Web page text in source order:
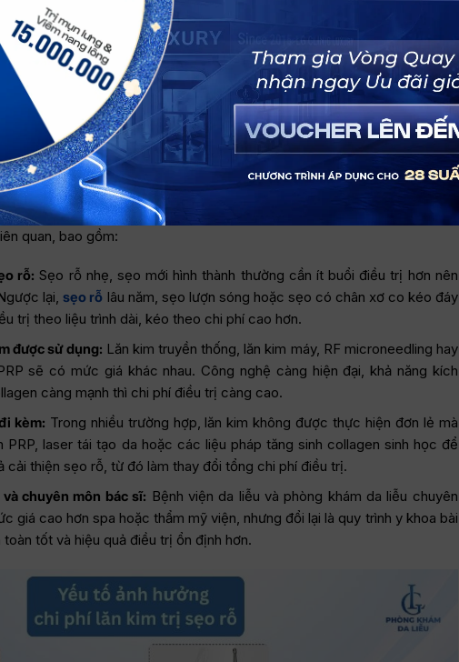
khoảng 2.000.000 – 4.000.000 VNĐ/lần, kết hợp lăn kim với các liệu
sâu, phù hợp với khách hàng cần cải thiện da tổng thể
khoảng 1.500.000 – 3.000.000 VNĐ/lần, lăn kim được tích hợp trong
da, phù hợp với khách hàng điều trị kết hợp.
tính tham khảo. Chi phí thực tế có thể thay đổi sau khi bác sĩ thăm
sẹo và xây dựng phác đồ cá nhân hóa.
hưởng đến giá lăn kim trị sẹo rỗ
không cố định mà có sự chênh lệch giữa các cơ sở. Sự khác biệt này
quan, bao gồm:
rỗ: Sẹo rỗ nhẹ, sẹo mới hình thành thường cần ít buổi điều trị hơn nên
lại,sẹo rỗ lâu năm, sẹo lượn sóng hoặc sẹo có chân xơ co kéo đáy
trị theo liệu trình dài, kéo theo chi phí cao hơn.
được sử dụng: Lăn kim truyền thống, lăn kim máy, RF microneedling hay
sẽ có mức giá khác nhau. Công nghệ càng hiện đại, khả năng kích
càng mạnh thì chi phí điều trị càng cao.
kèm: Trong nhiều trường hợp, lăn kim không được thực hiện đơn lẻ mà
PRP, laser tái tạo da hoặc các liệu pháp tăng sinh collagen sinh học để
cải thiện sẹo rỗ, từ đó làm thay đổi tổng chi phí điều trị.
chuyên môn bác sĩ: Bệnh viện da liễu và phòng khám da liễu chuyên
giá cao hơn spa hoặc thẩm mỹ viện, nhưng đổi lại là quy trình y khoa bài
tốt và hiệu quả điều trị ổn định hơn.